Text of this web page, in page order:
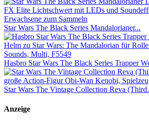
Star Wars The Black Series Mandalorianer...
Hasbro Star Wars The Black Series Trapper
Star Wars The Vintage Collection Reva
Anzeige